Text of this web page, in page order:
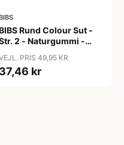
BIBS Rund Colour Sut -
2 - Naturgummi -
Blush/Woodchuck
PRIS 49,95 KR
37,46 kr